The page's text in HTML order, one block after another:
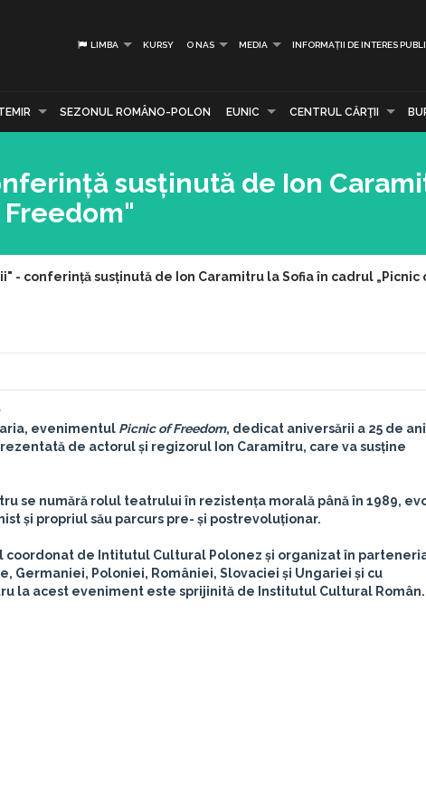
LIMBA KURSY O NAS MEDIA INFORMAȚII DE INTERES
SEZONUL ROMÂNO-POLON EUNIC CENTRUL CĂRŢII
susținută de Ion
- conferință susținută de Ion Caramitru la Sofia în cadrul „Picnic
evenimentul Picnic of Freedom, dedicat aniversării a 25 de
de actorul și regizorul Ion Caramitru, care va susține
se numără rolul teatrului în rezistența morală până în 1989,
și propriul său parcurs pre- și postrevoluționar.
de Intitutul Cultural Polonez și organizat în
Germaniei, Poloniei, României, Slovaciei și Ungariei și cu
la acest eveniment este sprijinită de Institutul Cultural Român.